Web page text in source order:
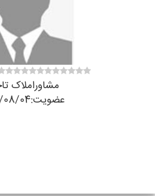
مشاوراملاک
عضویت:1399/08/04